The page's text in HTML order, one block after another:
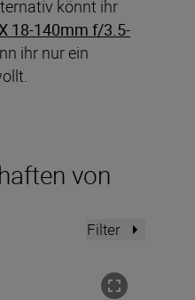
könnt ihr
18-140mm f/3.5-
ihr nur ein
von
Filter